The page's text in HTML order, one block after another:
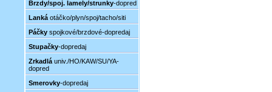
Brzdy/spoj. lamely/strunky-dopred
Lanká otáčko/plyn/spoj/tacho/siti
Páčky spojkové/brzdové-dopredaj
Stupačky-dopredaj
Zrkadlá univ./HO/KAW/SU/YA-
dopred
Smerovky-dopredaj